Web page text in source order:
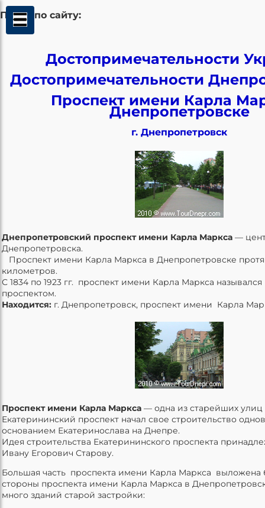
Поиск по сайту:
Достопримечательности
Достопримечательности
Проспект имени Карла
Днепропетровске
г. Днепропетровск
Днепропетровский проспект имени Карла Маркса —
Днепропетровска.
Проспект имени Карла Маркса в Днепропетровске
километров.
С 1834 по 1923 гг. проспект имени Карла Маркса
проспектом.
Находится: г. Днепропетровск, проспект имени Карла
Проспект имени Карла Маркса — одна из старейших улиц
Екатерининский проспект начал свое строительство
основанием Екатеринослава на Днепре.
Идея строительства Екатерининского проспекта
Ивану Егорович Старову.
Большая часть проспекта имени Карла Маркса выложена
стороны проспекта имени Карла Маркса в
много зданий старой застройки: